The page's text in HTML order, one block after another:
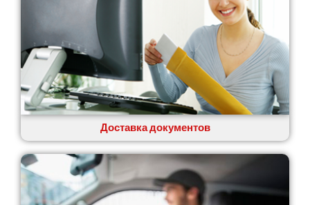
Доставка документов